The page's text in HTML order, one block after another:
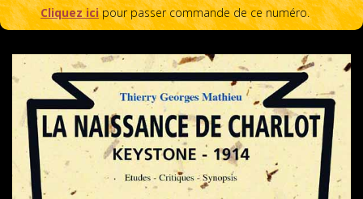
Cliquez icipour passer commande de ce numéro.